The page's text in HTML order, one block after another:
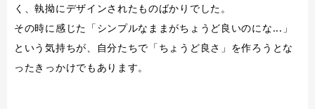
く、執拗にデザインされたものばかりでした。
その時に感じた「シンプルなままがちょうど良いのにな...」
という気持ちが、自分たちで「ちょうど良さ」を作ろうとな
ったきっかけでもあります。